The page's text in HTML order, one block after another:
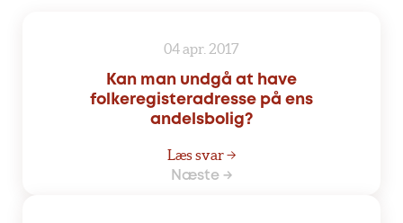
04 apr. 2017
Kan man undgå at have
folkeregisteradresse på ens
andelsbolig?
Læs svar →
Næste →